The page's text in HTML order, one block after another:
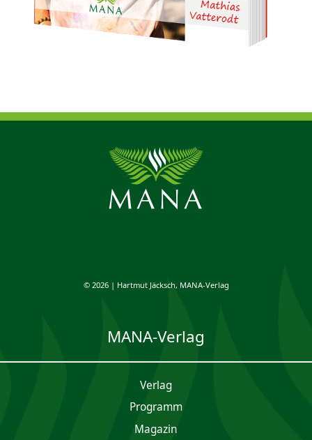
© 2026 | Hartmut Jäcksch, MANA-Verlag
MANA-Verlag
Verlag
Programm
Magazin